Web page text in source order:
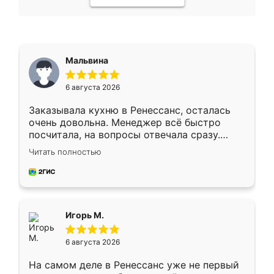
Мальвина
6 августа 2026
Заказывала кухню в Ренессанс, осталась
очень довольна. Менеджер всё быстро
посчитала, на вопросы отвечала сразу.
Замерщик приехал в субботу, подошёл к
делу со всей ответственностью. Собрали
за день, ребята работали аккуратно, даже
Читать полностью
Игорь М.
6 августа 2026
На самом деле в Ренессанс уже не первый